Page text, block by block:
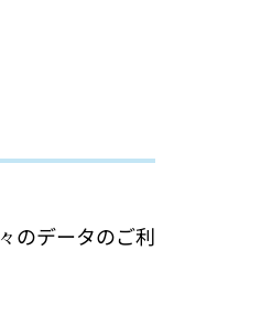
のデータのご利